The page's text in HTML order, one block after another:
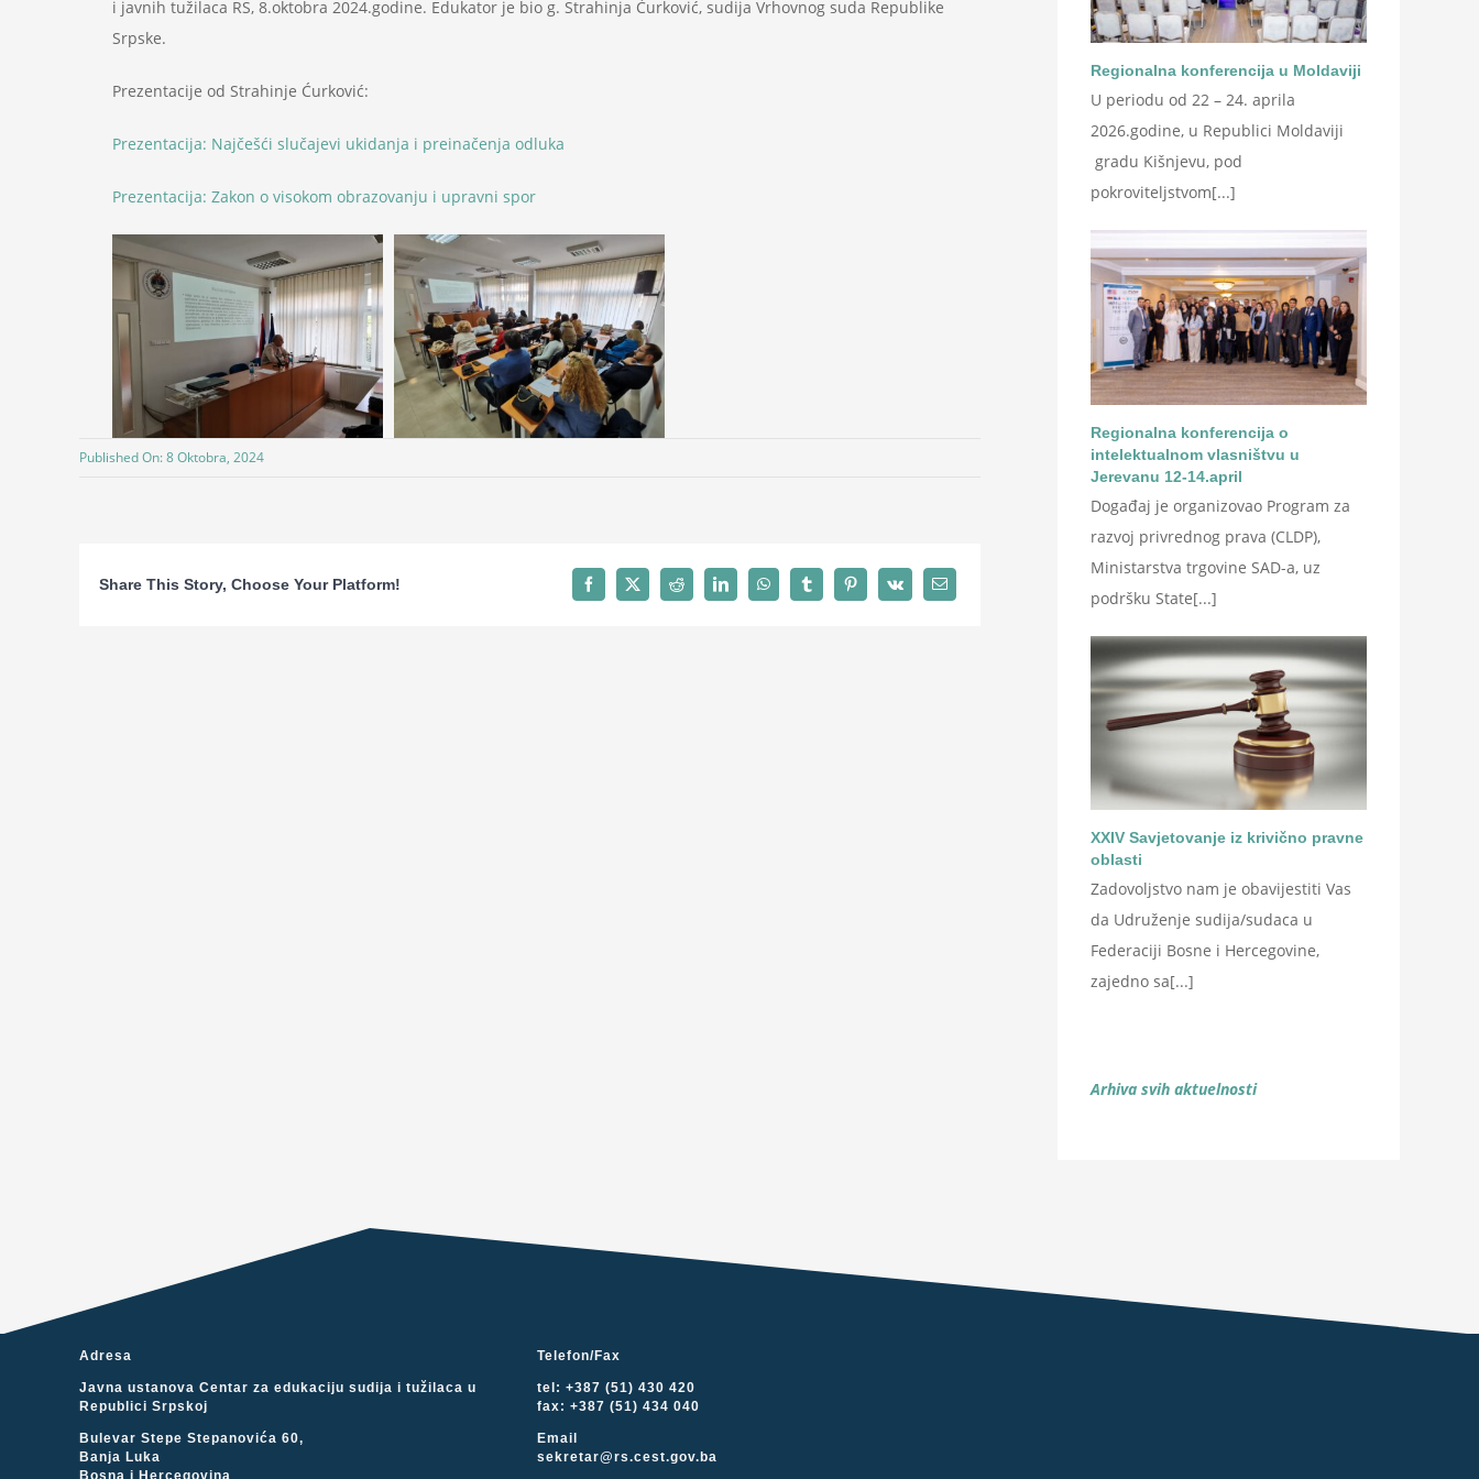
i javnih tužilaca RS, 8.oktobra 2024.godine. Edukator je bio g. Strahinja Ćurković, sudija Vrhovnog suda Republike
Srpske.
Prezentacije od Strahinje Ćurković:
Prezentacija: Najčešći slučajevi ukidanja i preinačenja odluka
Prezentacija: Zakon o visokom obrazovanju i upravni spor
Published On: 8 Oktobra, 2024
Share This Story, Choose Your Platform!
Regionalna konferencija u Moldaviji
U periodu od 22 – 24. aprila
2026.godine, u Republici Moldaviji
gradu Kišnjevu, pod
pokroviteljstvom[...]
Regionalna konferencija o
intelektualnom vlasništvu u
Jerevanu 12-14.april
Događaj je organizovao Program za
razvoj privrednog prava (CLDP),
Ministarstva trgovine SAD-a, uz
podršku State[...]
XXIV Savjetovanje iz krivično pravne
oblasti
Zadovoljstvo nam je obavijestiti Vas
da Udruženje sudija/sudaca u
Federaciji Bosne i Hercegovine,
zajedno sa[...]
Arhiva svih aktuelnosti
Adresa
Javna ustanova Centar za edukaciju sudija i tužilaca u
Republici Srpskoj
Bulevar Stepe Stepanovića 60,
Banja Luka
Telefon/Fax
tel: +387 (51) 430 420
fax: +387 (51) 434 040
Email
sekretar@rs.cest.gov.ba